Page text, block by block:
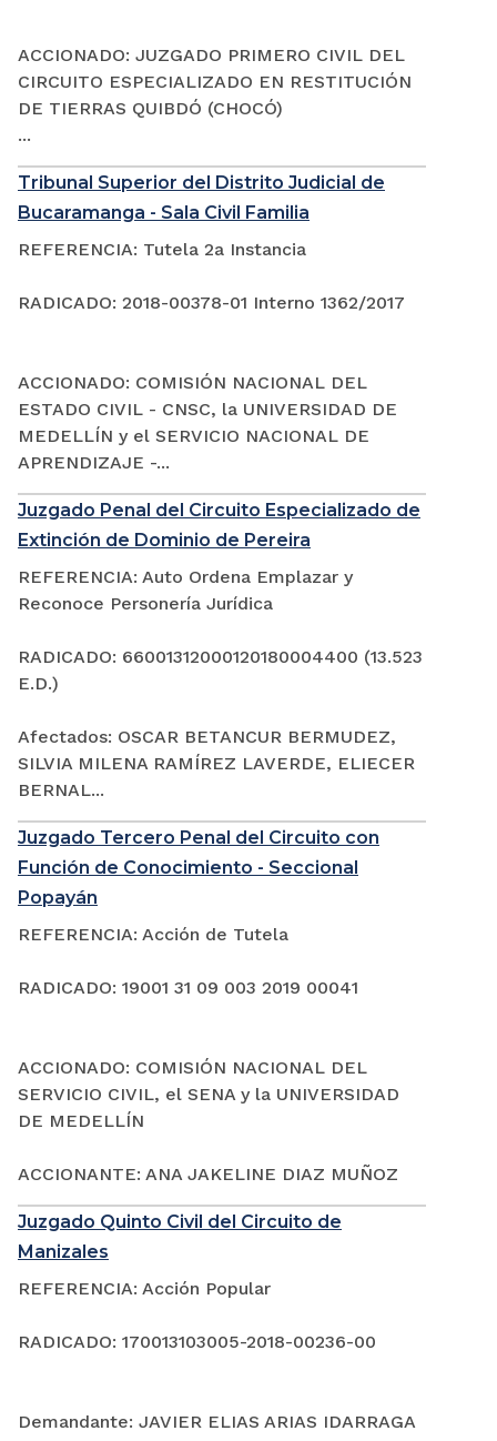
ACCIONADO: JUZGADO PRIMERO CIVIL DEL
CIRCUITO ESPECIALIZADO EN RESTITUCIÓN
DE TIERRAS QUIBDÓ (CHOCÓ)
...
Tribunal Superior del Distrito Judicial de
Bucaramanga - Sala Civil Familia
REFERENCIA: Tutela 2a Instancia
RADICADO: 2018-00378-01 Interno 1362/2017
ACCIONADO: COMISIÓN NACIONAL DEL
ESTADO CIVIL - CNSC, la UNIVERSIDAD DE
MEDELLÍN y el SERVICIO NACIONAL DE
APRENDIZAJE -...
Juzgado Penal del Circuito Especializado de
Extinción de Dominio de Pereira
REFERENCIA: Auto Ordena Emplazar y
Reconoce Personería Jurídica
RADICADO: 66001312000120180004400 (13.523
E.D.)
Afectados: OSCAR BETANCUR BERMUDEZ,
SILVIA MILENA RAMÍREZ LAVERDE, ELIECER
BERNAL...
Juzgado Tercero Penal del Circuito con
Función de Conocimiento - Seccional
Popayán
REFERENCIA: Acción de Tutela
RADICADO: 19001 31 09 003 2019 00041
ACCIONADO: COMISIÓN NACIONAL DEL
SERVICIO CIVIL, el SENA y la UNIVERSIDAD
DE MEDELLÍN
ACCIONANTE: ANA JAKELINE DIAZ MUÑOZ
Juzgado Quinto Civil del Circuito de
Manizales
REFERENCIA: Acción Popular
RADICADO: 170013103005-2018-00236-00
Demandante: JAVIER ELIAS ARIAS IDARRAGA